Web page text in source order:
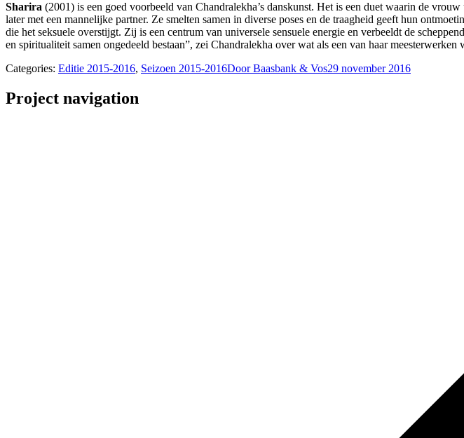
Sharira (2001) is een goed voorbeeld van Chandralekha’s danskunst. Het is een duet waarin de
later met een mannelijke partner. Ze smelten samen in diverse poses en de traagheid geeft hun
die het seksuele overstijgt. Zij is een centrum van universele sensuele energie en verbeeldt de
en spiritualiteit samen ongedeeld bestaan”, zei Chandralekha over wat als een van haar meesterwerken
Categories: Editie 2015-2016, Seizoen 2015-2016DoorBaasbank & Vos29 november 2016
Project navigation